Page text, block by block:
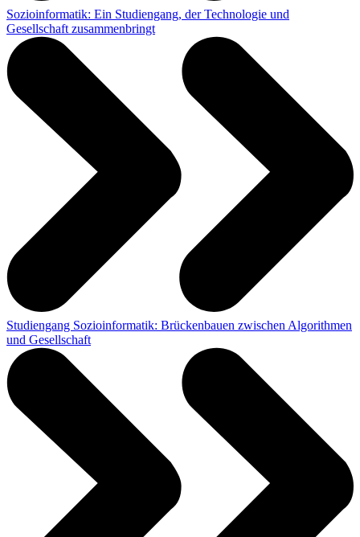
Sozioinformatik: Ein Studiengang, der Technologie und
Gesellschaft zusammenbringt
Studiengang Sozioinformatik: Brückenbauen zwischen Algorithmen
und Gesellschaft